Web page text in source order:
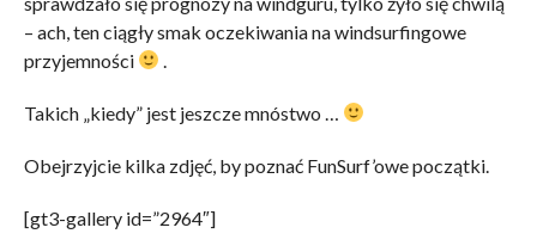
– ach, ten ciągły smak oczekiwania na windsurfingowe
przyjemności
Takich „kiedy” jest jeszcze mnóstwo …
Obejrzyjcie kilka zdjęć, by poznać FunSurf’owe początki.
[gt3-gallery id=”2964″]